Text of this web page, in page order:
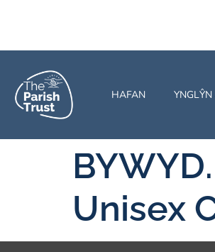
HAFAN
Unisex